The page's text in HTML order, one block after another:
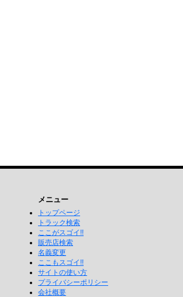
メニュー
トップページ
トラック検索
ここがスゴイ!!
販売店検索
名義変更
ここもスゴイ!!
サイトの使い方
プライバシーポリシー
会社概要